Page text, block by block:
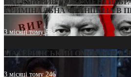
ЕКСКЛЮЗИВ (ДОКУМЕНТИ)/
КРИМІНАЛЬНА ФРАНШИЗА В
3 місяці тому538
МАТЕРИНСЬКИЙ ОМОРФОР В
3 місяці тому246